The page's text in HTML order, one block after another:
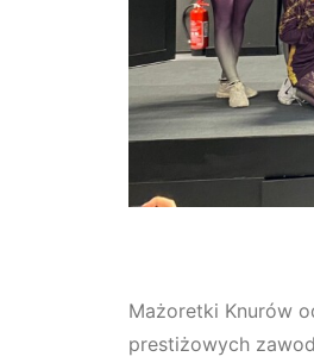
Mażoretki Knurów
prestiżowych